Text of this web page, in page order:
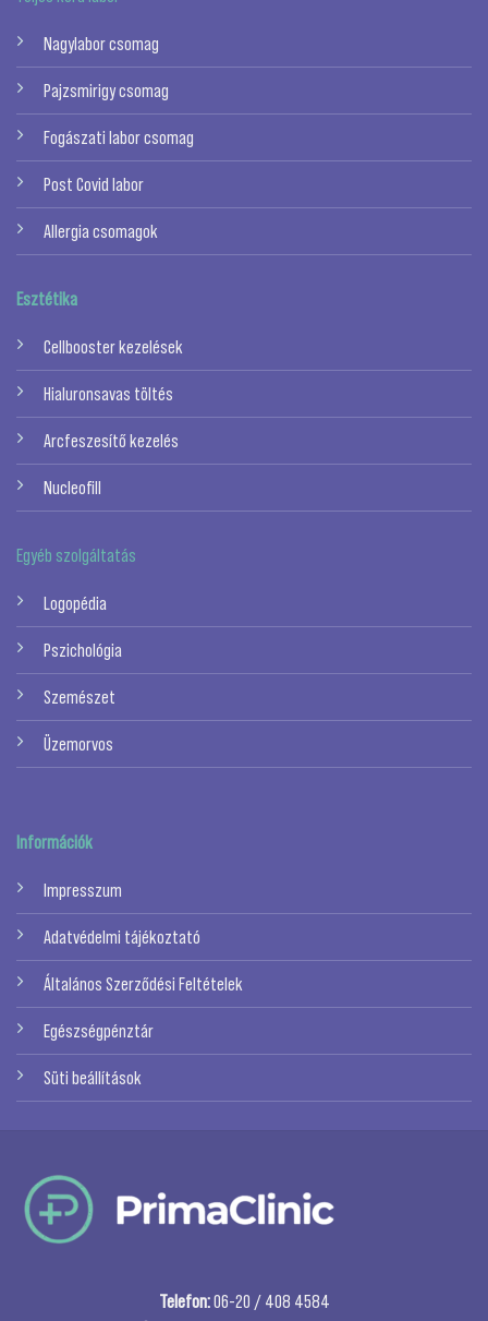
Nagylabor csomag
Pajzsmirigy csomag
Fogászati labor csomag
Post Covid labor
Allergia csomagok
Esztétika
Cellbooster kezelések
Hialuronsavas töltés
Arcfeszesítő kezelés
Nucleofill
Egyéb szolgáltatás
Logopédia
Pszichológia
Szemészet
Üzemorvos
Információk
Impresszum
Adatvédelmi tájékoztató
Általános Szerződési Feltételek
Egészségpénztár
Süti beállítások
Telefon:06-20 / 408 4584